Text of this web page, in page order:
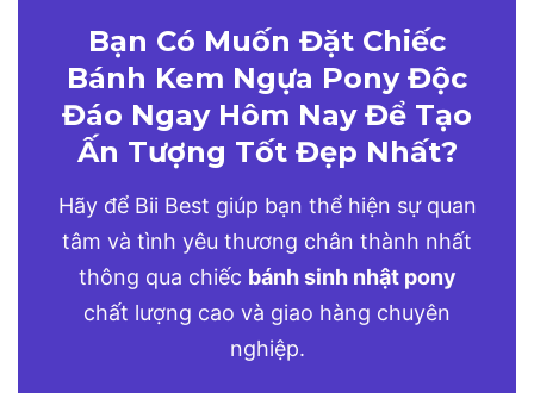
Bạn Có Muốn Đặt Chiếc
Bánh Kem Ngựa Pony Độc
Đáo Ngay Hôm Nay Để Tạo
Ấn Tượng Tốt Đẹp Nhất?
Hãy để Bii Best giúp bạn thể hiện sự quan
tâm và tình yêu thương chân thành nhất
thông qua chiếc bánh sinh nhật pony
chất lượng cao và giao hàng chuyên
nghiệp.